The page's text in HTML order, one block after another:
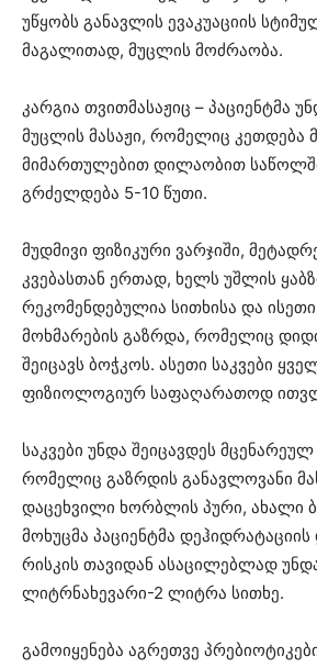
უწყობს განავლის ევაკუაციის
მაგალითად, მუცლის მოძრაობა.
კარგია თვითმასაჟიც – პაციენტმა
მუცლის მასაჟი, რომელიც კეთდება
მიმართულებით დილაობით
გრძელდება 5-10 წუთი.
მუდმივი ფიზიკური ვარჯიში,
კვებასთან ერთად, ხელს უშლის
რეკომენდებულია სითხისა და ისეთი
მოხმარების გაზრდა, რომელიც
შეიცავს ბოჭკოს. ასეთი საკვები
ფიზიოლოგიურ საფაღარათოდ
საკვები უნდა შეიცავდეს
რომელიც გაზრდის განავლოვანი
დაცეხვილი ხორბლის პური, ახალი
მოხუცმა პაციენტმა დეჰიდრატაციის
რისკის თავიდან ასაცილებლად
ლიტრნახევარი-2 ლიტრა სითხე.
გამოიყენება აგრეთვე